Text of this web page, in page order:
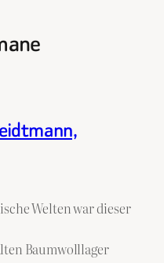
Welten war dieser
Baumwolllager